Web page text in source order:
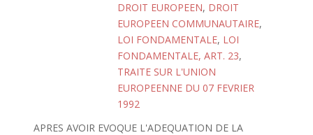
DROIT EUROPEEN, DROIT
EUROPEEN COMMUNAUTAIRE,
LOI FONDAMENTALE, LOI
FONDAMENTALE, ART. 23,
TRAITE SUR L'UNION
EUROPEENNE DU 07 FEVRIER
1992
APRES AVOIR EVOQUE L'ADEQUATION DE LA